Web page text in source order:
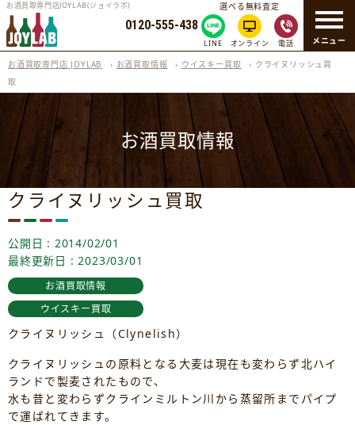
メニュー
お酒買取専門店JOYLAB(ジョイラボ)
0120-555-438
選べる無料査定
LINE オンライン 電話
お酒買取専門店 JOYLAB › お酒買取情報 › ウイスキー買取 › クライヌリッシュ買
取
お酒買取情報
クライヌリッシュ買取
公開日 : 2014/02/01
最終更新日 : 2023/03/01
お酒買取情報
ウイスキー買取
クライヌリッシュ（Clynelish）
クライヌリッシュの原料となる大麦は現在も変わらず北ハイ
ランドで製麦されたもので、
水も昔と変わらずクラインミルトン川から蒸留所までパイプ
で運ばれてきます。